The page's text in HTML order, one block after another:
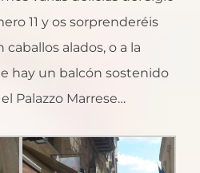
11 y os sorprenderéis
alados, o a la
hay un balcón sostenido
Palazzo Marrese…